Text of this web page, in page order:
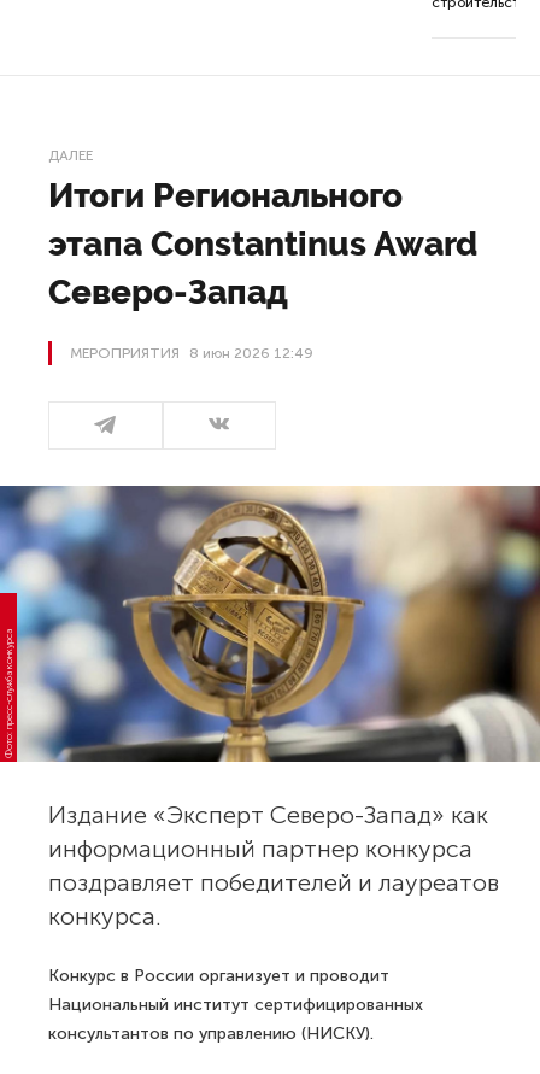
ДАЛЕЕ
Итоги Регионального
этапа Constantinus Award
Северо-Запад
МЕРОПРИЯТИЯ 8 июн 2026 12:49
Фото: пресс-служба конкурса
Издание «Эксперт Северо-Запад» как
информационный партнер конкурса
поздравляет победителей и лауреатов
конкурса.
Конкурс в России организует и проводит
Национальный институт сертифицированных
консультантов по управлению (НИСКУ).